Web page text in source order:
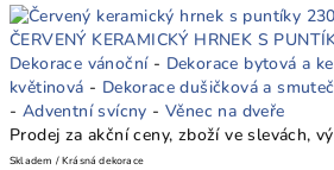
ČERVENÝ KERAMICKÝ HRNEK S
Dekorace vánoční- Dekorace bytová a
květinová - Dekorace dušičková a
- Adventní svícny -Věnec na dveře
Prodej za akční ceny, zboží ve slevách,
Skladem / Krásná dekorace